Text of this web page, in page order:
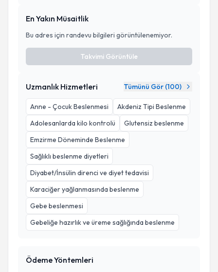
En Yakın Müsaitlik
Bu adres için randevu bilgileri görüntülenemiyor.
Takvimi Görüntüle
Uzmanlık Hizmetleri Tümünü Gör (100)
Anne - Çocuk Beslenmesi
Akdeniz Tipi Beslenme
Adolesanlarda kilo kontrolü
Glutensiz beslenme
Emzirme Döneminde Beslenme
Sağlıklı beslenme diyetleri
Diyabet/İnsülin direnci ve diyet tedavisi
Karaciğer yağlanmasında beslenme
Gebe beslenmesi
Gebeliğe hazırlık ve üreme sağlığında beslenme
Ödeme Yöntemleri